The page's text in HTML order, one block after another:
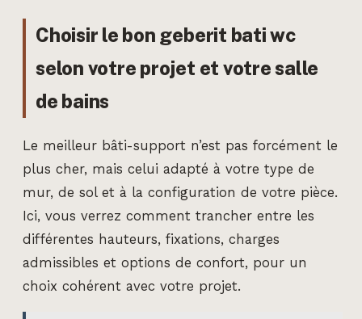
Choisir le bon geberit bati wc
selon votre projet et votre salle
de bains
Le meilleur bâti-support n’est pas forcément le
plus cher, mais celui adapté à votre type de
mur, de sol et à la configuration de votre pièce.
Ici, vous verrez comment trancher entre les
différentes hauteurs, fixations, charges
admissibles et options de confort, pour un
choix cohérent avec votre projet.